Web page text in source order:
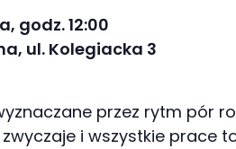
godz. 12:00
ul. Kolegiacka 3
przez rytm pór
i wszystkie prace